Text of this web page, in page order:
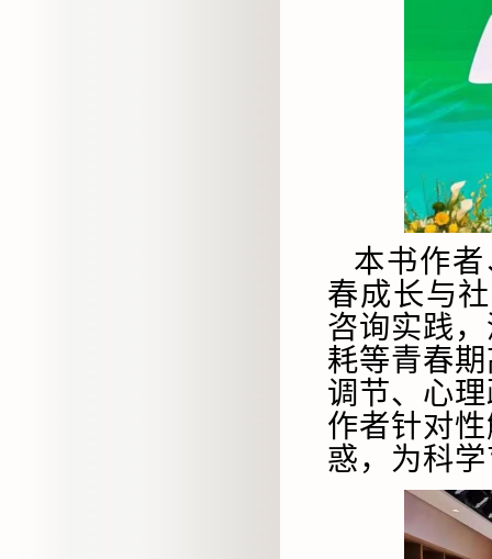
本书作
春成长与
咨询实践
耗等青春
调节、心
作者针对
惑，为科